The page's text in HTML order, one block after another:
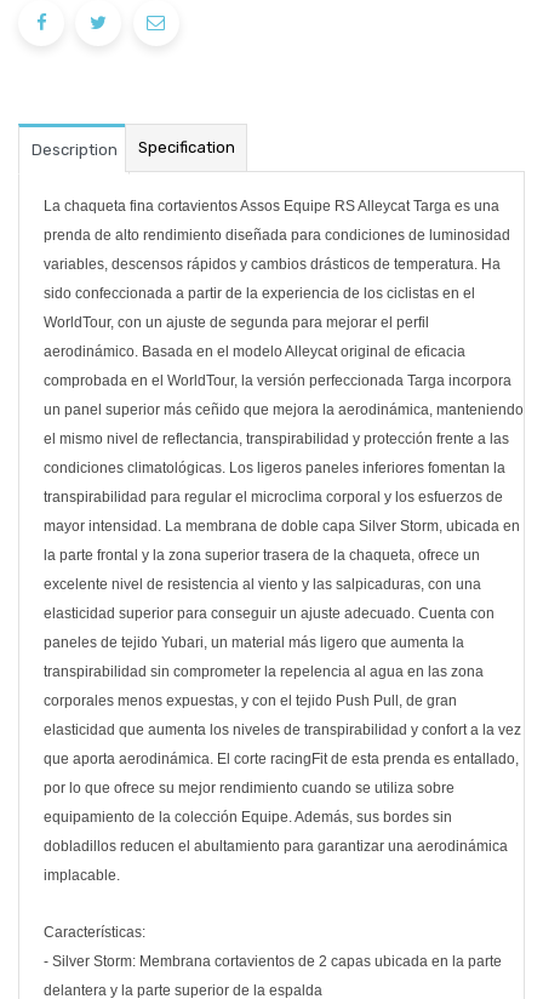
Description Specification
La chaqueta fina cortavientos Assos Equipe RS Alleycat Targa es una
prenda de alto rendimiento diseñada para condiciones de luminosidad
variables, descensos rápidos y cambios drásticos de temperatura. Ha
sido confeccionada a partir de la experiencia de los ciclistas en el
WorldTour, con un ajuste de segunda para mejorar el perfil
aerodinámico. Basada en el modelo Alleycat original de eficacia
comprobada en el WorldTour, la versión perfeccionada Targa incorpora
un panel superior más ceñido que mejora la aerodinámica, manteniendo
el mismo nivel de reflectancia, transpirabilidad y protección frente a las
condiciones climatológicas. Los ligeros paneles inferiores fomentan la
transpirabilidad para regular el microclima corporal y los esfuerzos de
mayor intensidad. La membrana de doble capa Silver Storm, ubicada en
la parte frontal y la zona superior trasera de la chaqueta, ofrece un
excelente nivel de resistencia al viento y las salpicaduras, con una
elasticidad superior para conseguir un ajuste adecuado. Cuenta con
paneles de tejido Yubari, un material más ligero que aumenta la
transpirabilidad sin comprometer la repelencia al agua en las zona
corporales menos expuestas, y con el tejido Push Pull, de gran
elasticidad que aumenta los niveles de transpirabilidad y confort a la vez
que aporta aerodinámica. El corte racingFit de esta prenda es entallado,
por lo que ofrece su mejor rendimiento cuando se utiliza sobre
equipamiento de la colección Equipe. Además, sus bordes sin
dobladillos reducen el abultamiento para garantizar una aerodinámica
implacable.
Características:
- Silver Storm: Membrana cortavientos de 2 capas ubicada en la parte
delantera y la parte superior de la espalda